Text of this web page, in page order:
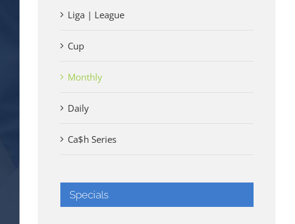
Liga | League
Cup
Monthly
Daily
Ca$h Series
Specials